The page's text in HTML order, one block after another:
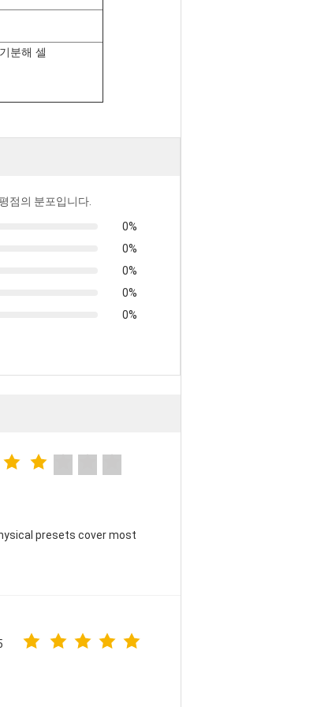
분해 셀
점의 분포입니다.
0%
0%
0%
0%
0%
presets cover most